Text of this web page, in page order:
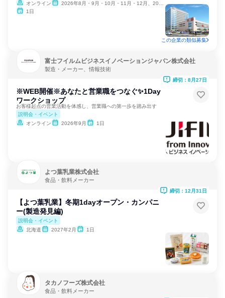
オンライン
2026年8月・9月・10月・11月・12月、2027年1月
1日
この企業の類似募集
富士フイルムビジネスイノベーションジャパン株式会社
製造・メーカー、情報技術
※WEB開催※あなたと営業職をつなぐ✨1Day
ワークショップ
お客様起点の営業活動を体感し、営業職への第一歩を踏み出す
説明会・イベント
オンライン
2026年9月 1日
締切：8月27日
よつ葉乳業株式会社
食品・飲料メーカー
【よつ葉乳業】冬期1dayオープン・カンパニ
ー(製造発見編)
説明会・イベント
北海道
2027年2月 1日
締切：12月31日
タカノフーズ株式会社
食品・飲料メーカー